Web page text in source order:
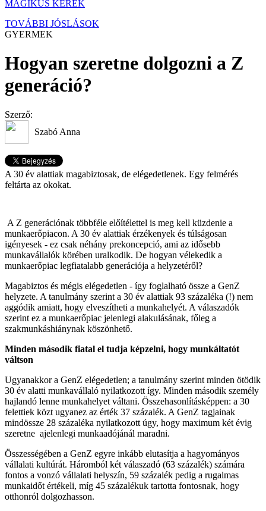
MÁGIKUS KERÉK
TOVÁBBI JÓSLÁSOK
GYERMEK
Hogyan szeretne dolgozni a Z
generáció?
Szerző:
Szabó Anna
A 30 év alattiak magabiztosak, de elégedetlenek. Egy felmérés
feltárta az okokat.
A Z generációnak többféle előítélettel is meg kell küzdenie a
munkaerőpiacon. A 30 év alattiak érzékenyek és túlságosan
igényesek - ez csak néhány prekoncepció, ami az idősebb
munkavállalók körében uralkodik. De hogyan vélekedik a
munkaerőpiac legfiatalabb generációja a helyzetéről?
Magabiztos és mégis elégedetlen - így foglalható össze a GenZ
helyzete. A tanulmány szerint a 30 év alattiak 93 százaléka (!) nem
aggódik amiatt, hogy elveszítheti a munkahelyét. A válaszadók
szerint ez a munkaerőpiac jelenlegi alakulásának, főleg a
szakmunkáshiánynak köszönhető.
Minden második fiatal el tudja képzelni, hogy munkáltatót
váltson
Ugyanakkor a GenZ elégedetlen; a tanulmány szerint minden ötödik
30 év alatti munkavállaló nyilatkozott így. Minden második személy
hajlandó lenne munkahelyet váltani. Összehasonlításképpen: a 30
felettiek közt ugyanez az érték 37 százalék. A GenZ tagjainak
mindössze 28 százaléka nyilatkozott úgy, hogy maximum két évig
szeretne ajelenlegi munkaadójánál maradni.
Összességében a GenZ egyre inkább elutasítja a hagyományos
vállalati kultúrát. Háromból két válaszadó (63 százalék) számára
fontos a vonzó vállalati helyszín, 59 százalék pedig a rugalmas
munkaidőt értékeli, míg 45 százalékuk tartotta fontosnak, hogy
otthonról dolgozhasson.